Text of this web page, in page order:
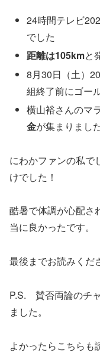
24時間テレビ
でした
距離は105kmと
8月30日（土）
組終了前にゴー
横山裕さんのマ
金が集まりました
にわかファンの私で
けでした！
酷暑で体調が心配さ
当に良かったです。
最後までお読みくだ
P.S. 賛否両論のチ
ました。
よかったらこちらも